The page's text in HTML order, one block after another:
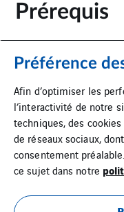
Prérequis
Préférence
Afin d’optimiser les
l’interactivité de notre
techniques, des
de réseaux sociaux,
consentement
ce sujet dans notre